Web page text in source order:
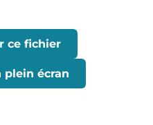
ce fichier
plein écran